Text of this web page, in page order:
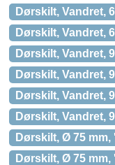
Dørskilt, Vandret,
Dørskilt, Vandret,
Dørskilt, Vandret,
Dørskilt, Vandret,
Dørskilt, Vandret,
Dørskilt, Vandret,
Dørskilt, Ø 75
Dørskilt, Ø 75